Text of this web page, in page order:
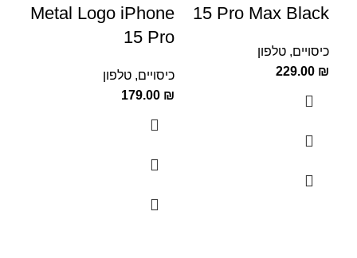
15 Pro Max Black
כיסויים, טלפון
229.00 ₪
Metal Logo iPhone
15 Pro
כיסויים, טלפון
179.00 ₪